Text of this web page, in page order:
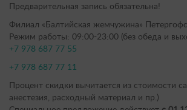
Предварительная запись обязательна!
Филиал «Балтийская жемчужина»
Режим работы: 09:00-23:00 (без обеда и
+7 978 687 77 55
+7 978 687 77 11
Процент скидки вычитается из стоимости
анестезия, расходный материал и пр.)